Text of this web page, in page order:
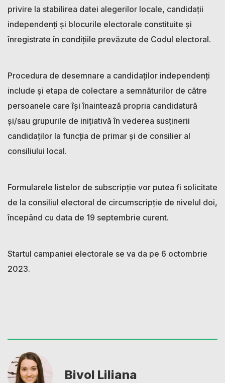
privire la stabilirea datei alegerilor locale, candidații
independenți și blocurile electorale constituite și
înregistrate în condițiile prevăzute de Codul electoral.
Procedura de desemnare a candidaților independenți
include și etapa de colectare a semnăturilor de către
persoanele care își înaintează propria candidatură
și/sau grupurile de inițiativă în vederea susținerii
candidaților la funcția de primar și de consilier al
consiliului local.
Formularele listelor de subscripție vor putea fi solicitate
de la consiliul electoral de circumscripție de nivelul doi,
începând cu data de 19 septembrie curent.
Startul campaniei electorale se va da pe 6 octombrie
2023.
Bivol Liliana